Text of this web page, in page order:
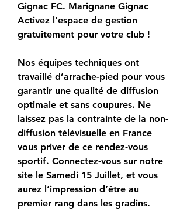
Gignac FC. Marignane Gignac
Activez l'espace de gestion
gratuitement pour votre club !
Nos équipes techniques ont
travaillé d’arrache-pied pour vous
garantir une qualité de diffusion
optimale et sans coupures. Ne
laissez pas la contrainte de la non-
diffusion télévisuelle en France
vous priver de ce rendez-vous
sportif. Connectez-vous sur notre
site le Samedi 15 Juillet, et vous
aurez l’impression d’être au
premier rang dans les gradins.